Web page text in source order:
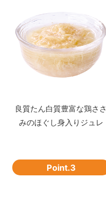
良質たん白質豊富な鶏ささ
みのほぐし身入りジュレ
Point.3